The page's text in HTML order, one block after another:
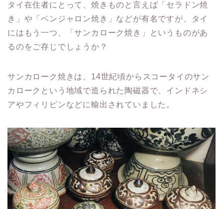
タイ在住者にとって、焼きものと言えば「セラドン焼
き」や「ベンジャロン焼き」などが有名ですが、タイ
にはもう一つ、「サンカローク焼き」というものがあ
るのをご存じでしょうか？
サンカローク焼きは、14世紀頃からスコータイのサン
カロークという地域で造られた陶磁器で、インドネシ
アやフィリピンなどに輸出されていました。